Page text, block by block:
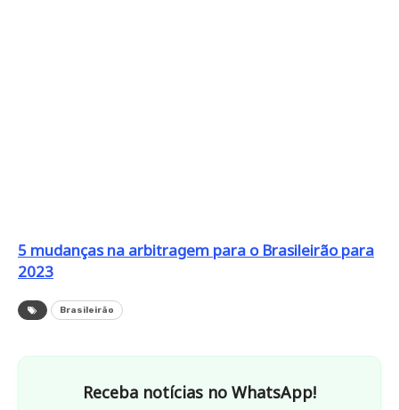
5 mudanças na arbitragem para o Brasileirão para
2023
Brasileirão
Receba notícias no WhatsApp!